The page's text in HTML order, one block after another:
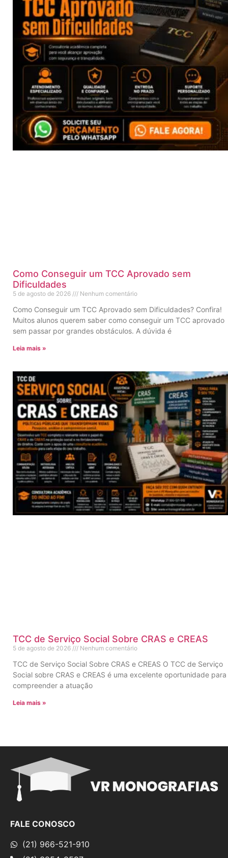
Como Conseguir um TCC Aprovado sem
Dificuldades
5 de agosto de 2026 Nenhum comentário
Como Conseguir um TCC Aprovado sem Dificuldades? Confira!
Muitos alunos querem saber como conseguir um TCC aprovado
sem passar por grandes obstáculos. A dúvida é
Leia mais »
TCC de Serviço Social Sobre CRAS e CREAS
5 de agosto de 2026 Nenhum comentário
TCC de Serviço Social Sobre CRAS e CREAS O TCC de Serviço
Social sobre CRAS e CREAS é uma excelente oportunidade para
compreender a atuação
Leia mais »
FALE CONOSCO
(21) 966-521-910